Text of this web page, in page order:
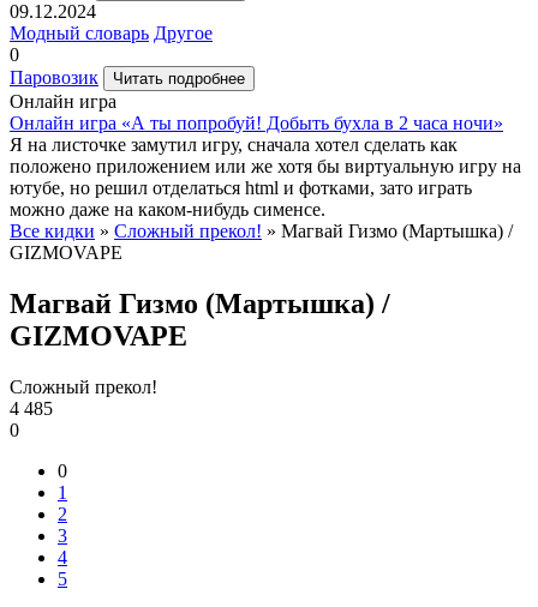
09.12.2024
Модный словарь Другое
0
Паровозик
Читать подробнее
Онлайн игра
Онлайн игра «А ты попробуй! Добыть бухла в 2 часа ночи»
Я на листочке замутил игру, сначала хотел сделать как
положено приложением или же хотя бы виртуальную игру на
ютубе, но решил отделаться html и фотками, зато играть
можно даже на каком-нибудь сименсе.
Все кидки » Сложный прекол! » Магвай Гизмо (Мартышка) /
GIZMOVAPE
Магвай Гизмо (Мартышка) /
GIZMOVAPE
Сложный прекол!
4 485
0
0
1
2
3
4
5